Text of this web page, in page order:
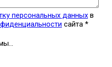
персональных данных в
сайта *